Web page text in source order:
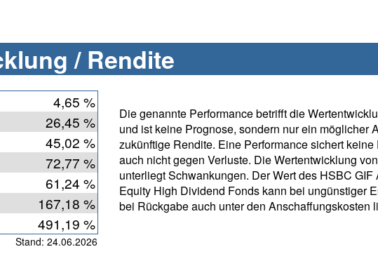
/ Rendite
4,65 %
26,45 %
45,02 %
72,77 %
61,24 %
167,18 %
491,19 %
Stand: 24.06.2026
Die genannte Performance betrifft die
und ist keine Prognose, sondern nur ein möglicher
zukünftige Rendite. Eine Performance sichert
auch nicht gegen Verluste. Die Wertentwicklung
unterliegt Schwankungen. Der Wert des HSBC
Equity High Dividend Fonds kann bei ungünstiger
bei Rückgabe auch unter den Anschaffungskosten